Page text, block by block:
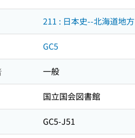
211 : 日本史--北海道地方
GC5
一般
国立国会図書館
GC5-J51